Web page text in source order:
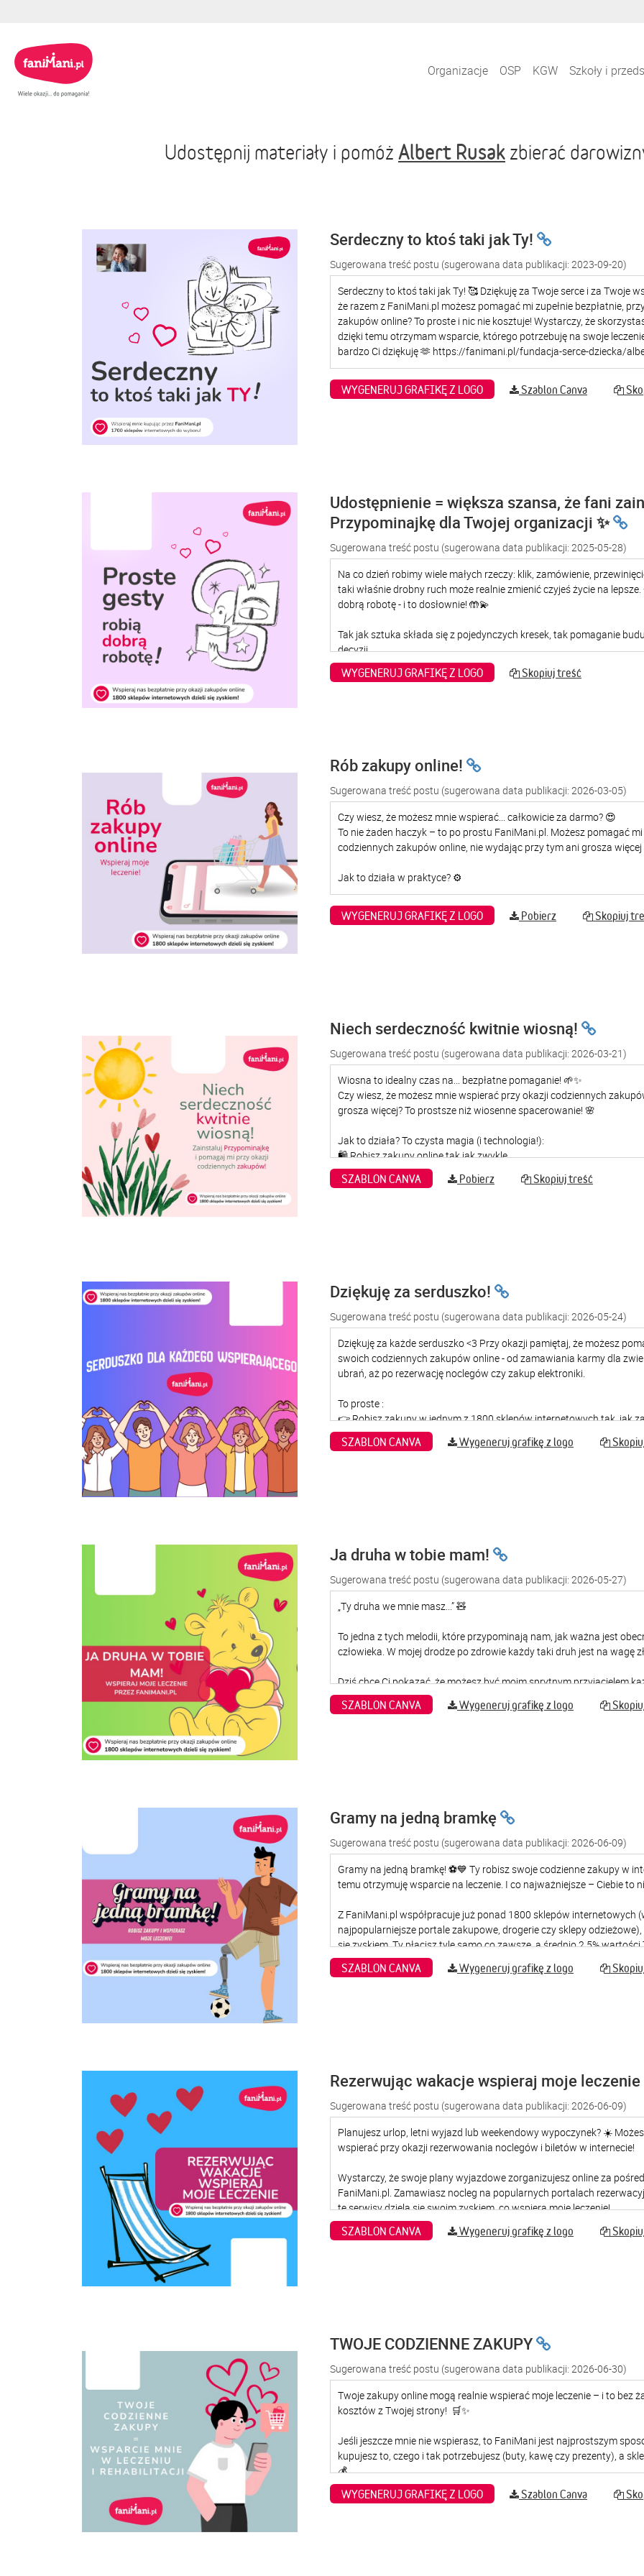
Organizacje OSP KGW Szkoły i
Udostępnij materiały i pomóż Albert Rusak zbierać
Serdeczny to ktoś taki jak Ty!
Sugerowana treść postu (sugerowana data publikacji: 2023-09-20)
WYGENERUJ GRAFIKĘ Z LOGO Szablon Canva
Udostępnienie = większa szansa, że fani
Przypominajkę dla Twojej organizacji ✨
Sugerowana treść postu (sugerowana data publikacji: 2025-05-28)
WYGENERUJ GRAFIKĘ Z LOGO Skopiuj treść
Rób zakupy online!
Sugerowana treść postu (sugerowana data publikacji: 2026-03-05)
WYGENERUJ GRAFIKĘ Z LOGO Pobierz Skopiuj
Niech serdeczność kwitnie wiosną!
Sugerowana treść postu (sugerowana data publikacji: 2026-03-21)
SZABLON CANVA Pobierz Skopiuj treść
Dziękuję za serduszko!
Sugerowana treść postu (sugerowana data publikacji: 2026-05-24)
SZABLON CANVA Wygeneruj grafikę z logo
Ja druha w tobie mam!
Sugerowana treść postu (sugerowana data publikacji: 2026-05-27)
SZABLON CANVA Wygeneruj grafikę z logo
Gramy na jedną bramkę
Sugerowana treść postu (sugerowana data publikacji: 2026-06-09)
SZABLON CANVA Wygeneruj grafikę z logo
Rezerwując wakacje wspieraj moje leczenie
Sugerowana treść postu (sugerowana data publikacji: 2026-06-09)
SZABLON CANVA Wygeneruj grafikę z logo
TWOJE CODZIENNE ZAKUPY
Sugerowana treść postu (sugerowana data publikacji: 2026-06-30)
WYGENERUJ GRAFIKĘ Z LOGO Szablon Canva